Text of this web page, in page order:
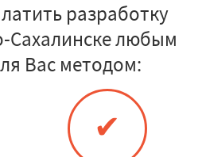
разработку
Сахалинске любым
Вас методом:
✔